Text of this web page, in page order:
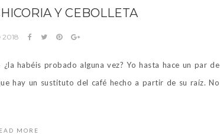
Y CEBOLLETA
2018
habéis probado alguna vez? Yo hasta hace un par de
hay un sustituto del café hecho a partir de su raíz. No
MORE